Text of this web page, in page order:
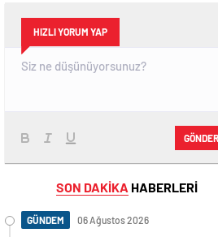
HIZLI YORUM YAP
GÖNDER
SON DAKİKA HABERLERİ
GÜNDEM 06 Ağustos 2026